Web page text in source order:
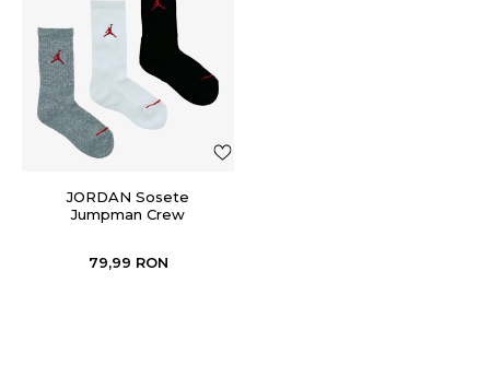
JORDAN Sosete
Jumpman Crew
79,99 RON